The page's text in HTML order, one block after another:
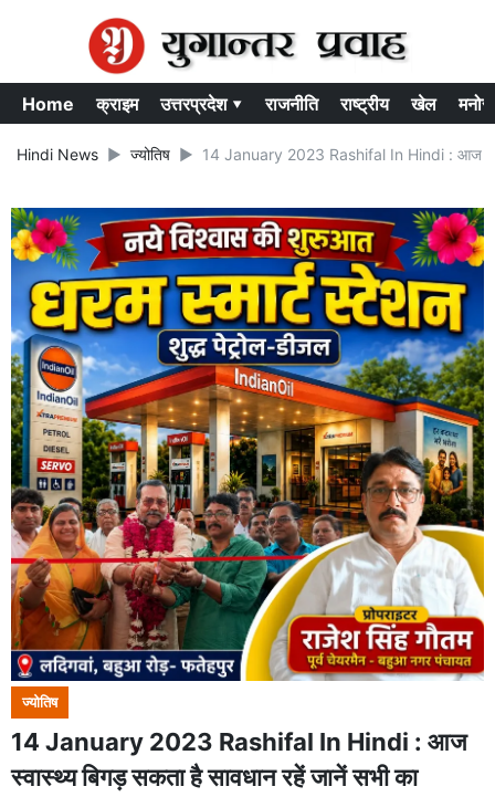
Home क्राइम उत्तरप्रदेश ▾ राजनीति राष्ट्रीय खेल
Hindi News ज्योतिष 14 January 2023 Rashifal In Hindi : आज
ज्योतिष
14 January 2023 Rashifal In Hindi : आज
स्वास्थ्य बिगड़ सकता है सावधान रहें जानें सभी का